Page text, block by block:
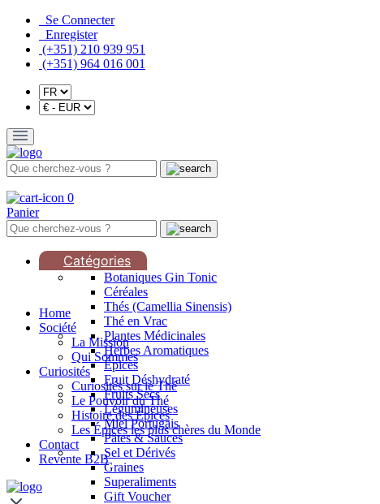
Se Connecter
Enregister
(+351) 210 939 951
(+351) 964 016 001
0
Panier
Catégories
Botaniques Gin Tonic
Céréales
Thés (Camellia Sinensis)
Thé en Vrac
Plantes Médicinales
Herbes Aromatiques
Épices
Fruit Déshydraté
Fruits Secs
Légumineuses
Miel Portugais
Pâtes & Sauces
Sel et Dérivés
Graines
Superaliments
Gift Voucher
Home
Société
La Mission
Qui Sommes
Curiosités
Curiosités sur le Thé
Le Pouvoir du Thé
Histoire des Épices
Les Épices les plus chères du Monde
Contact
Revente B2B